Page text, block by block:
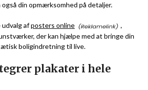
din opmærksomhed på detaljer.
udvalg afposters online
,
der kan hjælpe med at bringe din
boligindretning til live.
plakater i hele